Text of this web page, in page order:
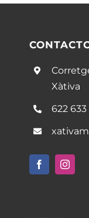
Xàtiva
622 633